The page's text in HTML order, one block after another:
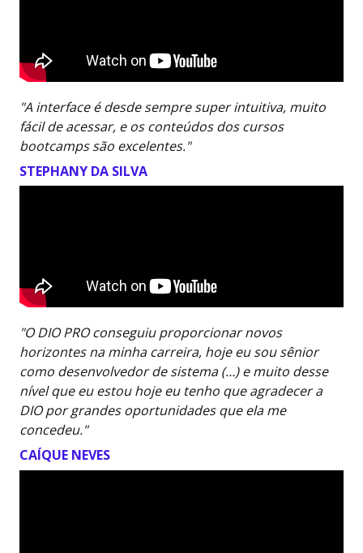
"A interface é desde sempre super intuitiva, muito
fácil de acessar, e os conteúdos dos cursos
bootcamps são excelentes."
STEPHANY DA SILVA
"O DIO PRO conseguiu proporcionar novos
horizontes na minha carreira, hoje eu sou sênior
como desenvolvedor de sistema (…) e muito desse
nível que eu estou hoje eu tenho que agradecer a
DIO por grandes oportunidades que ela me
concedeu."
CAÍQUE NEVES